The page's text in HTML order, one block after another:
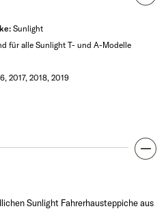
Sunlight
für alle Sunlight T- und A-Modelle
2017, 2018, 2019
Sunlight Fahrerhausteppiche aus